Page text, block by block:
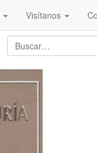
Visítanos